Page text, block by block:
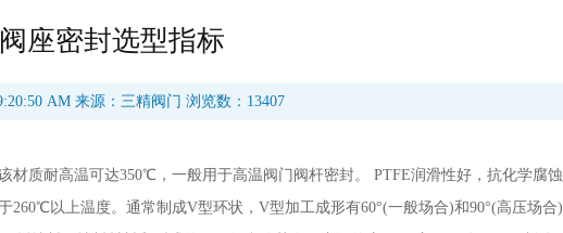
座密封选型指标
AM 来源：三精阀门 浏览数：13407
材质耐高温可达350℃，一般用于高温阀门阀杆密封。 PTFE润滑性好，抗化学腐蚀
以上温度。通常制成V型环状，V型加工成形有60°(一般场合)和90°(高压场合)